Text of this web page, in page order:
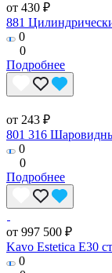
от 430 ₽
881
0
0
Подробнее
от 243 ₽
801 316
0
0
Подробнее
от 997 500 ₽
Kavo Estetica E30
0